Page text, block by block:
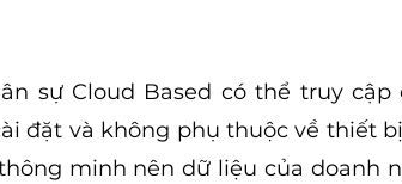
sự Cloud Based có thể truy cập
đặt và không phụ thuộc về thiết
minh nên dữ liệu của doanh